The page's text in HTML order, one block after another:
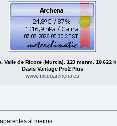
Valle de Ricote (Murcia). 120 msnm. 19.622
Davis Vantage Pro2 Plus
www.meteoarchena.es
al menos.